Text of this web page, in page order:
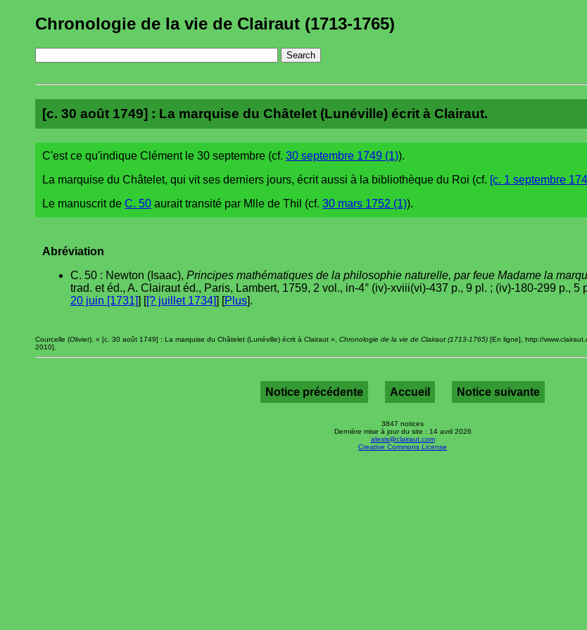
Chronologie de la vie de Clairaut (1713-1765)
[c. 30 août 1749] : La marquise du Châtelet (Lunéville) écrit à Clairaut.
C'est ce qu'indique Clément le 30 septembre (cf. 30 septembre 1749 (1)).
La marquise du Châtelet, qui vit ses derniers jours, écrit aussi à la bibliothèque du Roi (cf. [c. 1 septembre
Le manuscrit de C. 50 aurait transité par Mlle de Thil (cf. 30 mars 1752 (1)).
Abréviation
C. 50 : Newton (Isaac), Principes mathématiques de la philosophie naturelle, par feue Madame la
trad. et éd., A. Clairaut éd., Paris, Lambert, 1759, 2 vol., in-4° (iv)-xviii(vi)-437 p., 9 pl. ; (iv)-180-299 p., 5
20 juin [1731]] [[? juillet 1734]] [Plus].
Courcelle (Olivier), « [c. 30 août 1749] : La marquise du Châtelet (Lunéville) écrit à Clairaut », Chronologie de la vie de Clairaut (1713-1765) [En ligne], http://
2010].
Notice précédente Accueil Notice suivante
3847 notices
Dernière mise à jour du site : 14 avril 2026
alexis@clairaut.com
Creative Commons License